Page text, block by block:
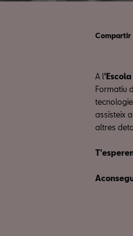
Compartir
A l
Formatiu
assisteix
altres